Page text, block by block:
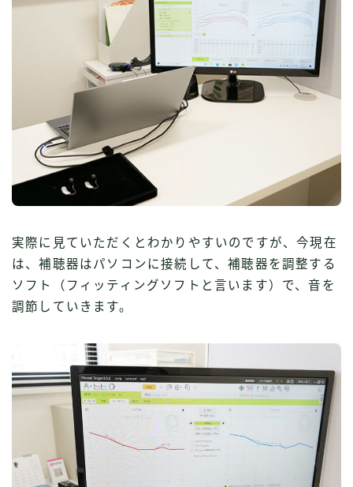
実際に見ていただくとわかりやすいのですが、今現在
は、補聴器はパソコンに接続して、補聴器を調整する
ソフト（フィッティングソフトと言います）で、音を
調節していきます。